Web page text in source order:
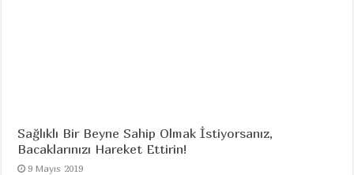
Sağlıklı Bir Beyne Sahip Olmak İstiyorsanız,
Bacaklarınızı Hareket Ettirin!
9 Mayıs 2019